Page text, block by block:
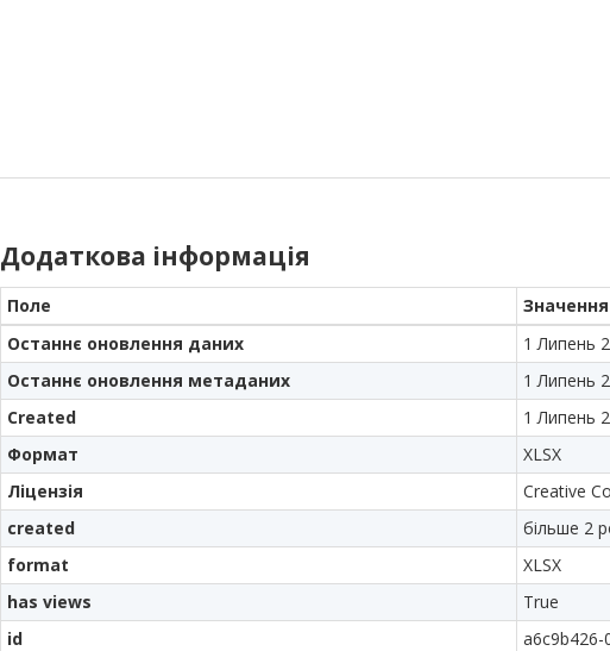
Додаткова інформація
Поле
Значення
Останнє оновлення даних
1 Липень
Останнє оновлення метаданих
1 Липень
Created
1 Липень
Формат
XLSX
Ліцензія
Creative
created
більше 2
format
XLSX
has views
True
id
a6c9b426-